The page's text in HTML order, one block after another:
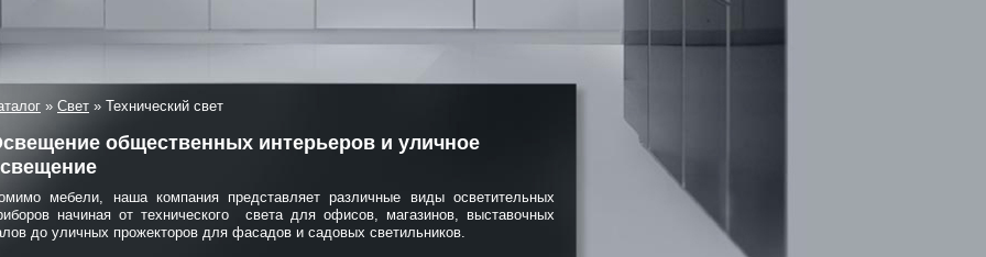
» Свет » Технический свет
общественных интерьеров и уличное
мебели, наша компания представляет различные виды осветительных
начиная от технического света для офисов, магазинов, выставочных
до уличных прожекторов для фасадов и садовых светильников.